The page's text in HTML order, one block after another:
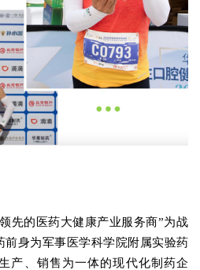
先的医药大健康产业服务商”为战
身为军事医学科学院附属实验药
产、销售为一体的现代化制药企